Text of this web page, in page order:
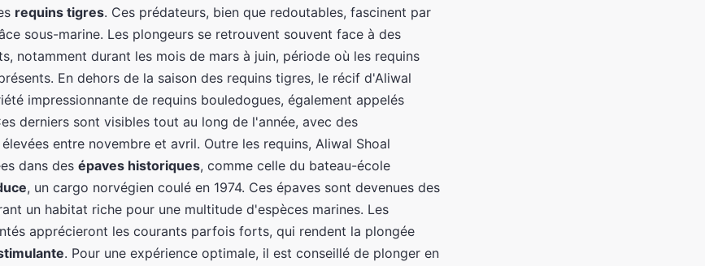
requins tigres. Ces prédateurs, bien que redoutables, fascinent par
sous-marine. Les plongeurs se retrouvent souvent face à des
notamment durant les mois de mars à juin, période où les requins
En dehors de la saison des requins tigres, le récif d'Aliwal
impressionnante de requins bouledogues, également appelés
derniers sont visibles tout au long de l'année, avec des
entre novembre et avril. Outre les requins, Aliwal Shoal
dans des épaves historiques, comme celle du bateau-école
, un cargo norvégien coulé en 1974. Ces épaves sont devenues des
un habitat riche pour une multitude d'espèces marines. Les
apprécieront les courants parfois forts, qui rendent la plongée
. Pour une expérience optimale, il est conseillé de plonger en